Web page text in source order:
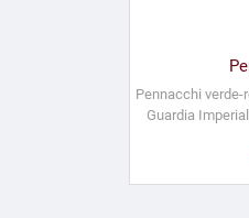
Pennacchi verde-
Guardia